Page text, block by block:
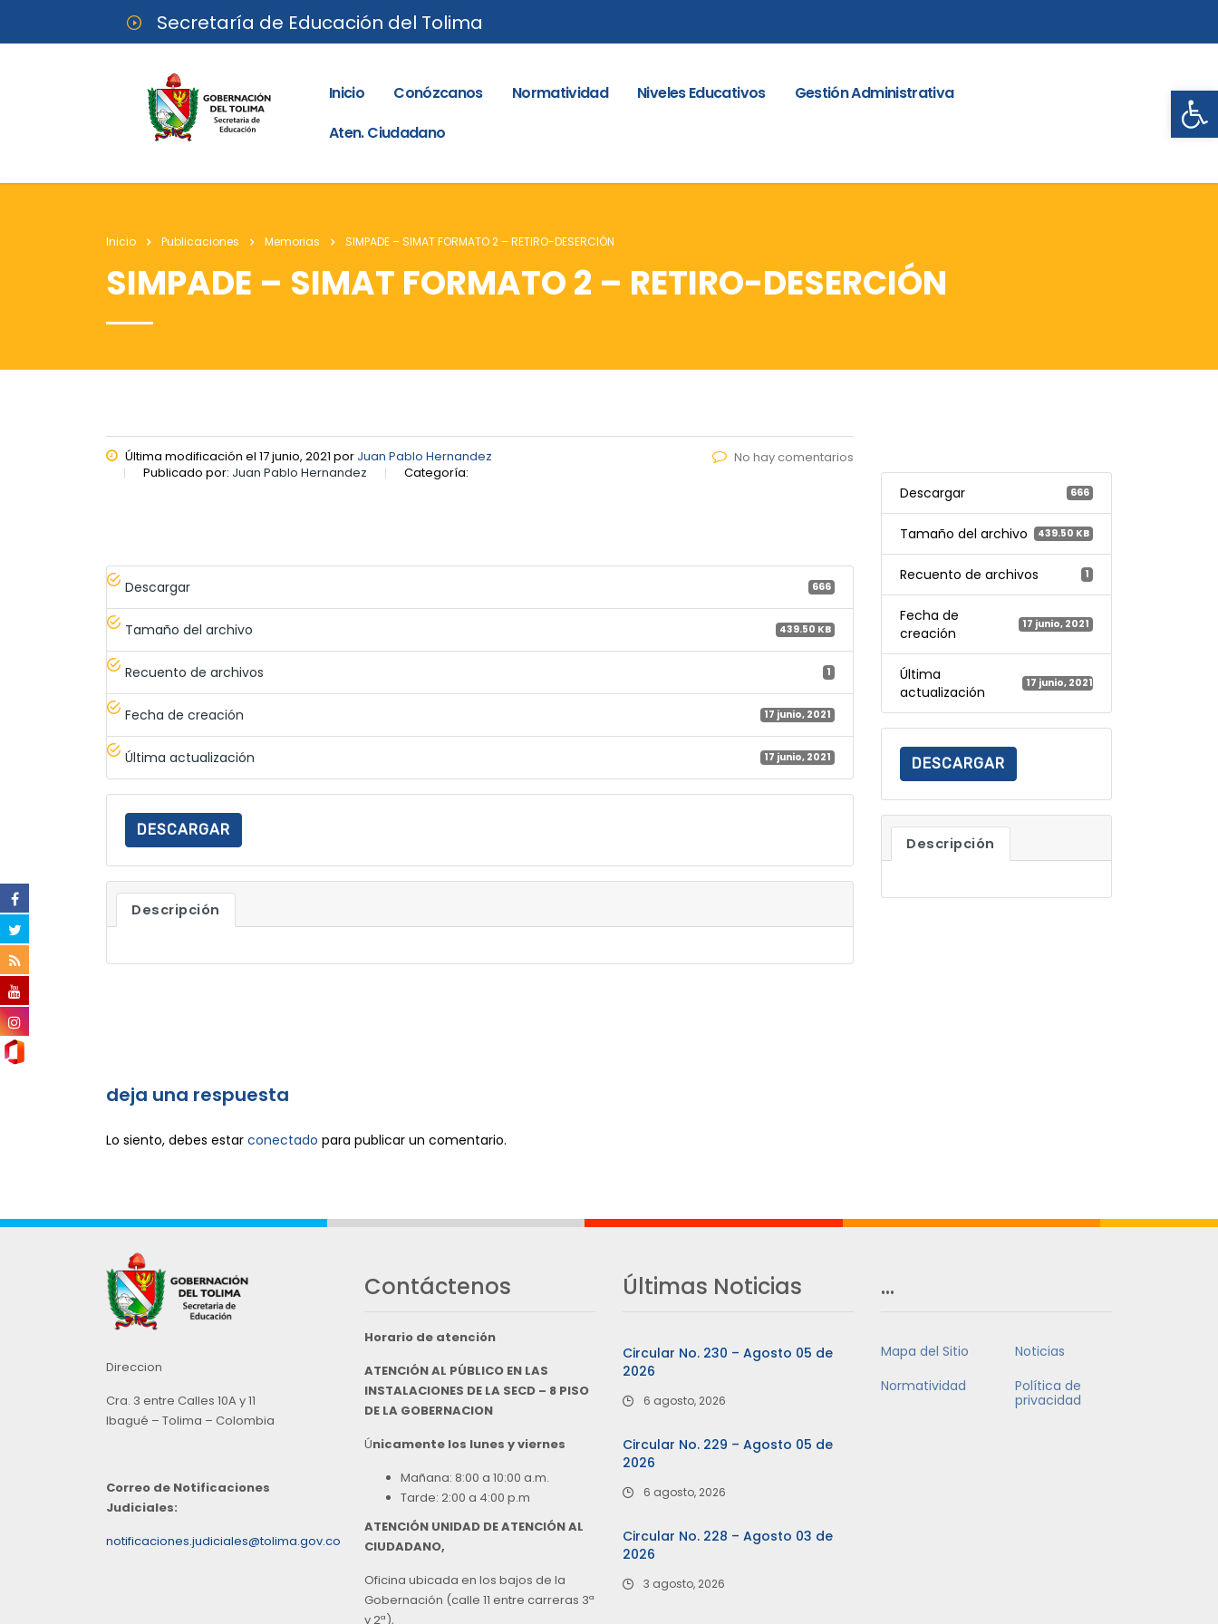
Secretaría de Educación del Tolima
Inicio Conózcanos Normatividad Niveles Educativos
Gestión Administrativa
Aten. Ciudadano
Inicio Publicaciones Memorias SIMPADE – SIMAT FORMATO 2 – RETIRO-DESERCIÓN
SIMPADE – SIMAT FORMATO 2 – RETIRO-DESERCIÓN
Última modificación el 17 junio, 2021 por Juan Pablo Hernandez
Publicado por: Juan Pablo Hernandez Categoría:
No hay comentarios
Descargar 666
Tamaño del archivo 439.50 KB
Recuento de archivos 1
Fecha de creación 17 junio, 2021
Última actualización 17 junio, 2021
DESCARGAR
Descripción
deja una respuesta
Lo siento, debes estar conectado para publicar un comentario.
Descargar 666
Tamaño del archivo 439.50 KB
Recuento de archivos 1
Fecha de
creación
17 junio, 2021
Última
actualización
17 junio, 2021
DESCARGAR
Descripción
Direccion
Cra. 3 entre Calles 10A y 11
Ibagué – Tolima – Colombia
Correo de Notificaciones
Judiciales:
notificaciones.judiciales@tolima.gov.co
Contáctenos
Horario de atención
ATENCIÓN AL PÚBLICO EN LAS
INSTALACIONES DE LA SECD – 8 PISO
DE LA GOBERNACION
Únicamente los lunes y viernes
Mañana: 8:00 a 10:00 a.m.
Tarde: 2:00 a 4:00 p.m
ATENCIÓN UNIDAD DE ATENCIÓN AL
CIUDADANO,
Oficina ubicada en los bajos de la
Gobernación (calle 11 entre carreras 3ª
y 2ª),
Últimas Noticias
Circular No. 230 – Agosto 05 de
2026
6 agosto, 2026
Circular No. 229 – Agosto 05 de
2026
6 agosto, 2026
Circular No. 228 – Agosto 03 de
2026
3 agosto, 2026
…
Mapa del Sitio
Noticias
Normatividad
Política de
privacidad